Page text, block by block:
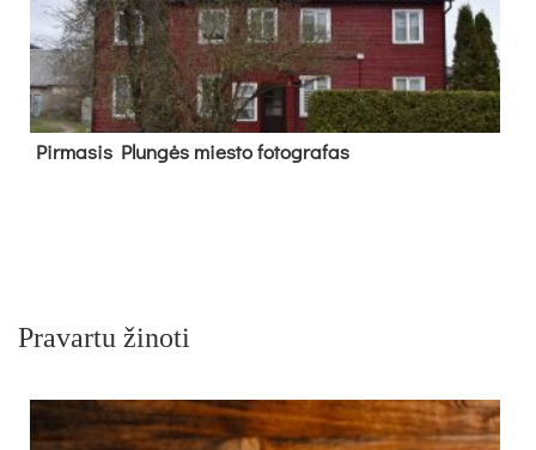
Pir­ma­sis Plun­gės mies­to fo­tog­ra­fas
Pravartu žinoti